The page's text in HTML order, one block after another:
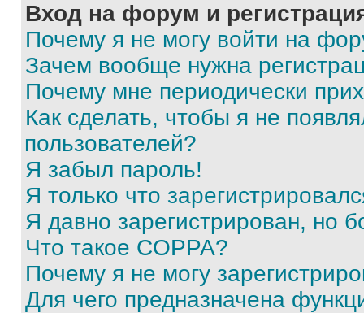
Вход на форум и
Почему я не могу войти на
Зачем вообще нужна
Почему мне периодически
Как сделать, чтобы я не
пользователей?
Я забыл пароль!
Я только что
Я давно зарегистрирован, но
Что такое COPPA?
Почему я не могу
Для чего предназначена